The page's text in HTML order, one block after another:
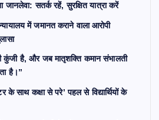
सतर्क रहें, सुरक्षित यात्रा करें
में जमानत कराने वाला आरोपी
कुंजी है, और जब मातृशक्ति कमान संभालती
है।”
के साथ कक्षा से परे’ पहल से विद्यार्थियों के